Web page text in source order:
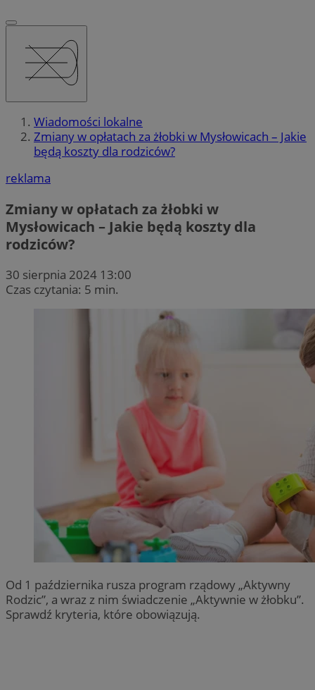
Wiadomości lokalne
Zmiany w opłatach za żłobki w Mysłowicach – Jakie
będą koszty dla rodziców?
reklama
Zmiany w opłatach za żłobki w
Mysłowicach – Jakie będą koszty dla
rodziców?
30 sierpnia 2024 13:00
Czas czytania: 5 min.
Od 1 października rusza program rządowy „Aktywny
Rodzic”, a wraz z nim świadczenie „Aktywnie w żłobku”.
Sprawdź kryteria, które obowiązują.